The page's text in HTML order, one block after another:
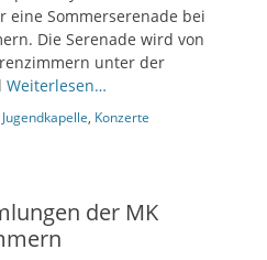
eine Sommerserenade bei
Die Serenade wird von
unter der
Weiterlesen…
Jugendkapelle, Konzerte
der MK